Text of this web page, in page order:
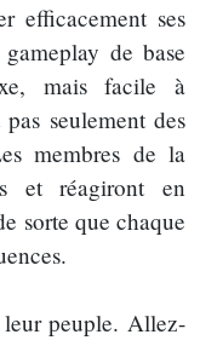
efficacement ses
de base
mais facile à
seulement des
membres de la
et réagiront en
sorte que chaque
peuple. Allez-